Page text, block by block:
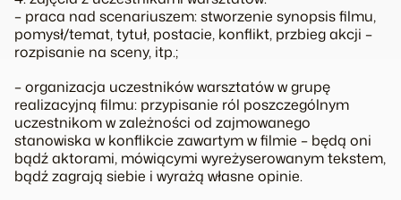
– praca nad scenariuszem: stworzenie synopsis filmu,
pomysł/temat, tytuł, postacie, konflikt, przbieg akcji –
rozpisanie na sceny, itp.;
– organizacja uczestników warsztatów w grupę
realizacyjną filmu: przypisanie ról poszczególnym
uczestnikom w zależności od zajmowanego
stanowiska w konflikcie zawartym w filmie – będą oni
bądź aktorami, mówiącymi wyreżyserowanym tekstem,
bądź zagrają siebie i wyrażą własne opinie.